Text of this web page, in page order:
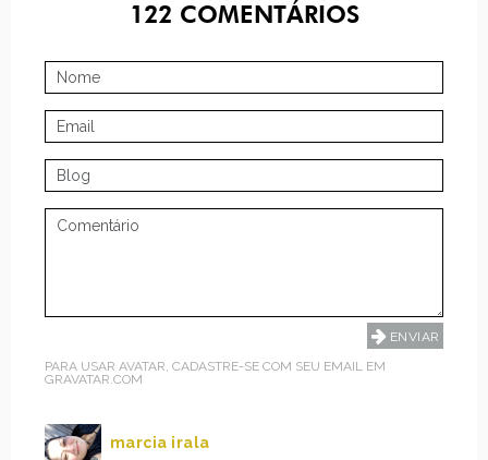
122 COMENTÁRIOS
PARA USAR AVATAR, CADASTRE-SE COM SEU EMAIL EM
GRAVATAR.COM
marcia irala